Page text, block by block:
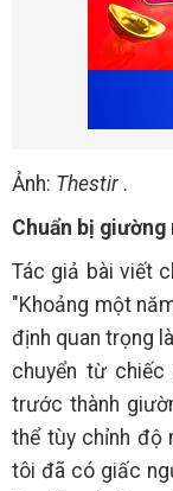
Ảnh: Thestir.
Chuẩn bị giường
Tác giả bài viết
"Khoảng một
định quan trọng
chuyển từ
trước thành
thể tùy chỉnh độ
tôi đã có giấc